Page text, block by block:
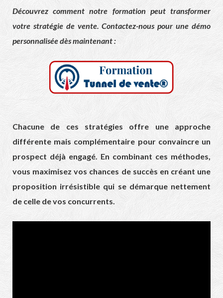
Découvrez comment notre formation peut transformer
votre stratégie de vente. Contactez-nous pour une démo
personnalisée dès maintenant :
Chacune de ces stratégies offre une approche
différente mais complémentaire pour convaincre un
prospect déjà engagé. En combinant ces méthodes,
vous maximisez vos chances de succès en créant une
proposition irrésistible qui se démarque nettement
de celle de vos concurrents.